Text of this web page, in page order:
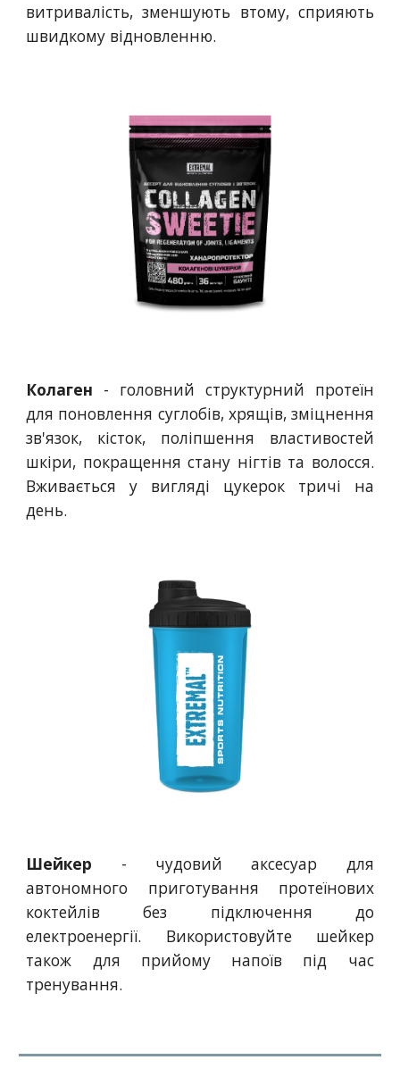
витривалість, зменшують втому, сприяють
швидкому відновленню.
Колаген - головний структурний протеїн
для поновлення суглобів, хрящів, зміцнення
зв'язок, кісток, поліпшення властивостей
шкіри, покращення стану нігтів та волосся.
Вживається у вигляді цукерок тричі на
день.
Шейкер - чудовий аксесуар для
автономного приготування протеїнових
коктейлів без підключення до
електроенергії. Використовуйте шейкер
також для прийому напоїв під час
тренування.